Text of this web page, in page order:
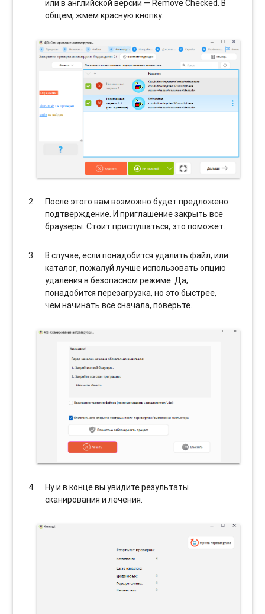
или в английской версии — Remove Checked. В
общем, жмем красную кнопку.
После этого вам возможно будет предложено
подтверждение. И приглашение закрыть все
браузеры. Стоит прислушаться, это поможет.
В случае, если понадобится удалить файл, или
каталог, пожалуй лучше использовать опцию
удаления в безопасном режиме. Да,
понадобится перезагрузка, но это быстрее,
чем начинать все сначала, поверьте.
Ну и в конце вы увидите результаты
сканирования и лечения.